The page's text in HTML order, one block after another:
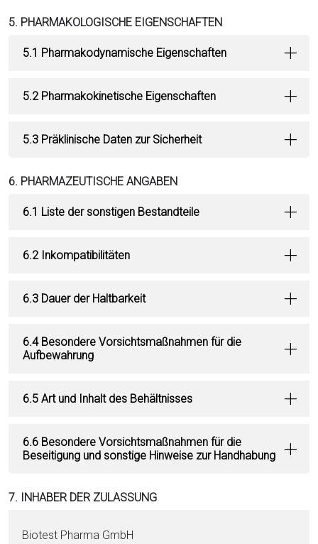
5. PHARMAKOLOGISCHE EIGENSCHAFTEN
5.1 Pharmakodynamische Eigenschaften
5.2 Pharmakokinetische Eigenschaften
5.3 Präklinische Daten zur Sicherheit
6. PHARMAZEUTISCHE ANGABEN
6.1 Liste der sonstigen Bestandteile
6.2 Inkompatibilitäten
6.3 Dauer der Haltbarkeit
6.4 Besondere Vorsichtsmaßnahmen für die
Aufbewahrung
6.5 Art und Inhalt des Behältnisses
6.6 Besondere Vorsichtsmaßnahmen für die
Beseitigung und sonstige Hinweise zur Handhabung
7. INHABER DER ZULASSUNG
Biotest Pharma GmbH